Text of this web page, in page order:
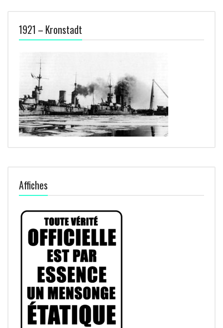
1921 – Kronstadt
Affiches